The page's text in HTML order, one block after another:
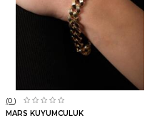
(0 )
MARS KUYUMCULUK